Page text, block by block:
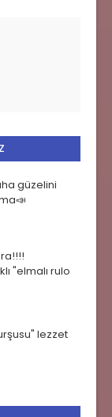
güzelini
"elmalı rulo
lezzet